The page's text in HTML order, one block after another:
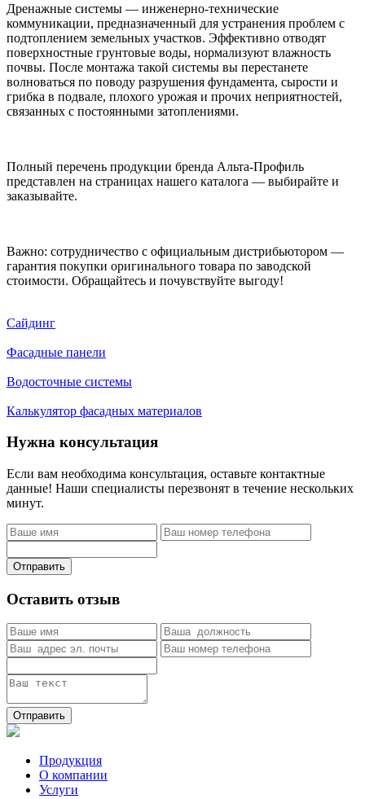
Дренажные системы — инженерно-технические
коммуникации, предназначенный для устранения проблем с
подтоплением земельных участков. Эффективно отводят
поверхностные грунтовые воды, нормализуют влажность
почвы. После монтажа такой системы вы перестанете
волноваться по поводу разрушения фундамента, сырости и
грибка в подвале, плохого урожая и прочих неприятностей,
связанных с постоянными затоплениями.
Полный перечень продукции бренда Альта-Профиль
представлен на страницах нашего каталога — выбирайте и
заказывайте.
Важно: сотрудничество с официальным дистрибьютором —
гарантия покупки оригинального товара по заводской
стоимости. Обращайтесь и почувствуйте выгоду!
Сайдинг
Фасадные панели
Водосточные системы
Калькулятор фасадных материалов
Нужна консультация
Если вам необходима консультация, оставьте контактные
данные! Наши специалисты перезвонят в течение нескольких
минут.
Отправить
Оставить отзыв
Отправить
Продукция
О компании
Услуги